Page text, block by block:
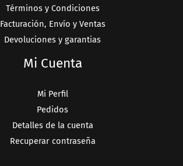
Términos y Condiciones
Facturación, Envío y Ventas
Devoluciones y garantias
Mi Cuenta
Mi Perfil
Pedidos
Detalles de la cuenta
Recuperar contraseña